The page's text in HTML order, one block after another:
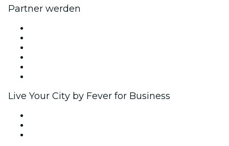
Partner werden
Live Your City by Fever for Business